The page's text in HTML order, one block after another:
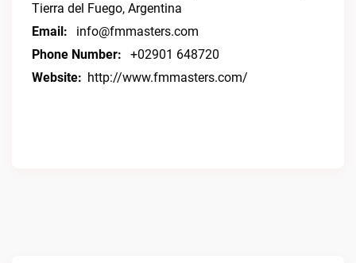
Tierra del Fuego, Argentina
Email:
info@fmmasters.com
Phone Number:
+02901 648720
Website: http://www.fmmasters.com/